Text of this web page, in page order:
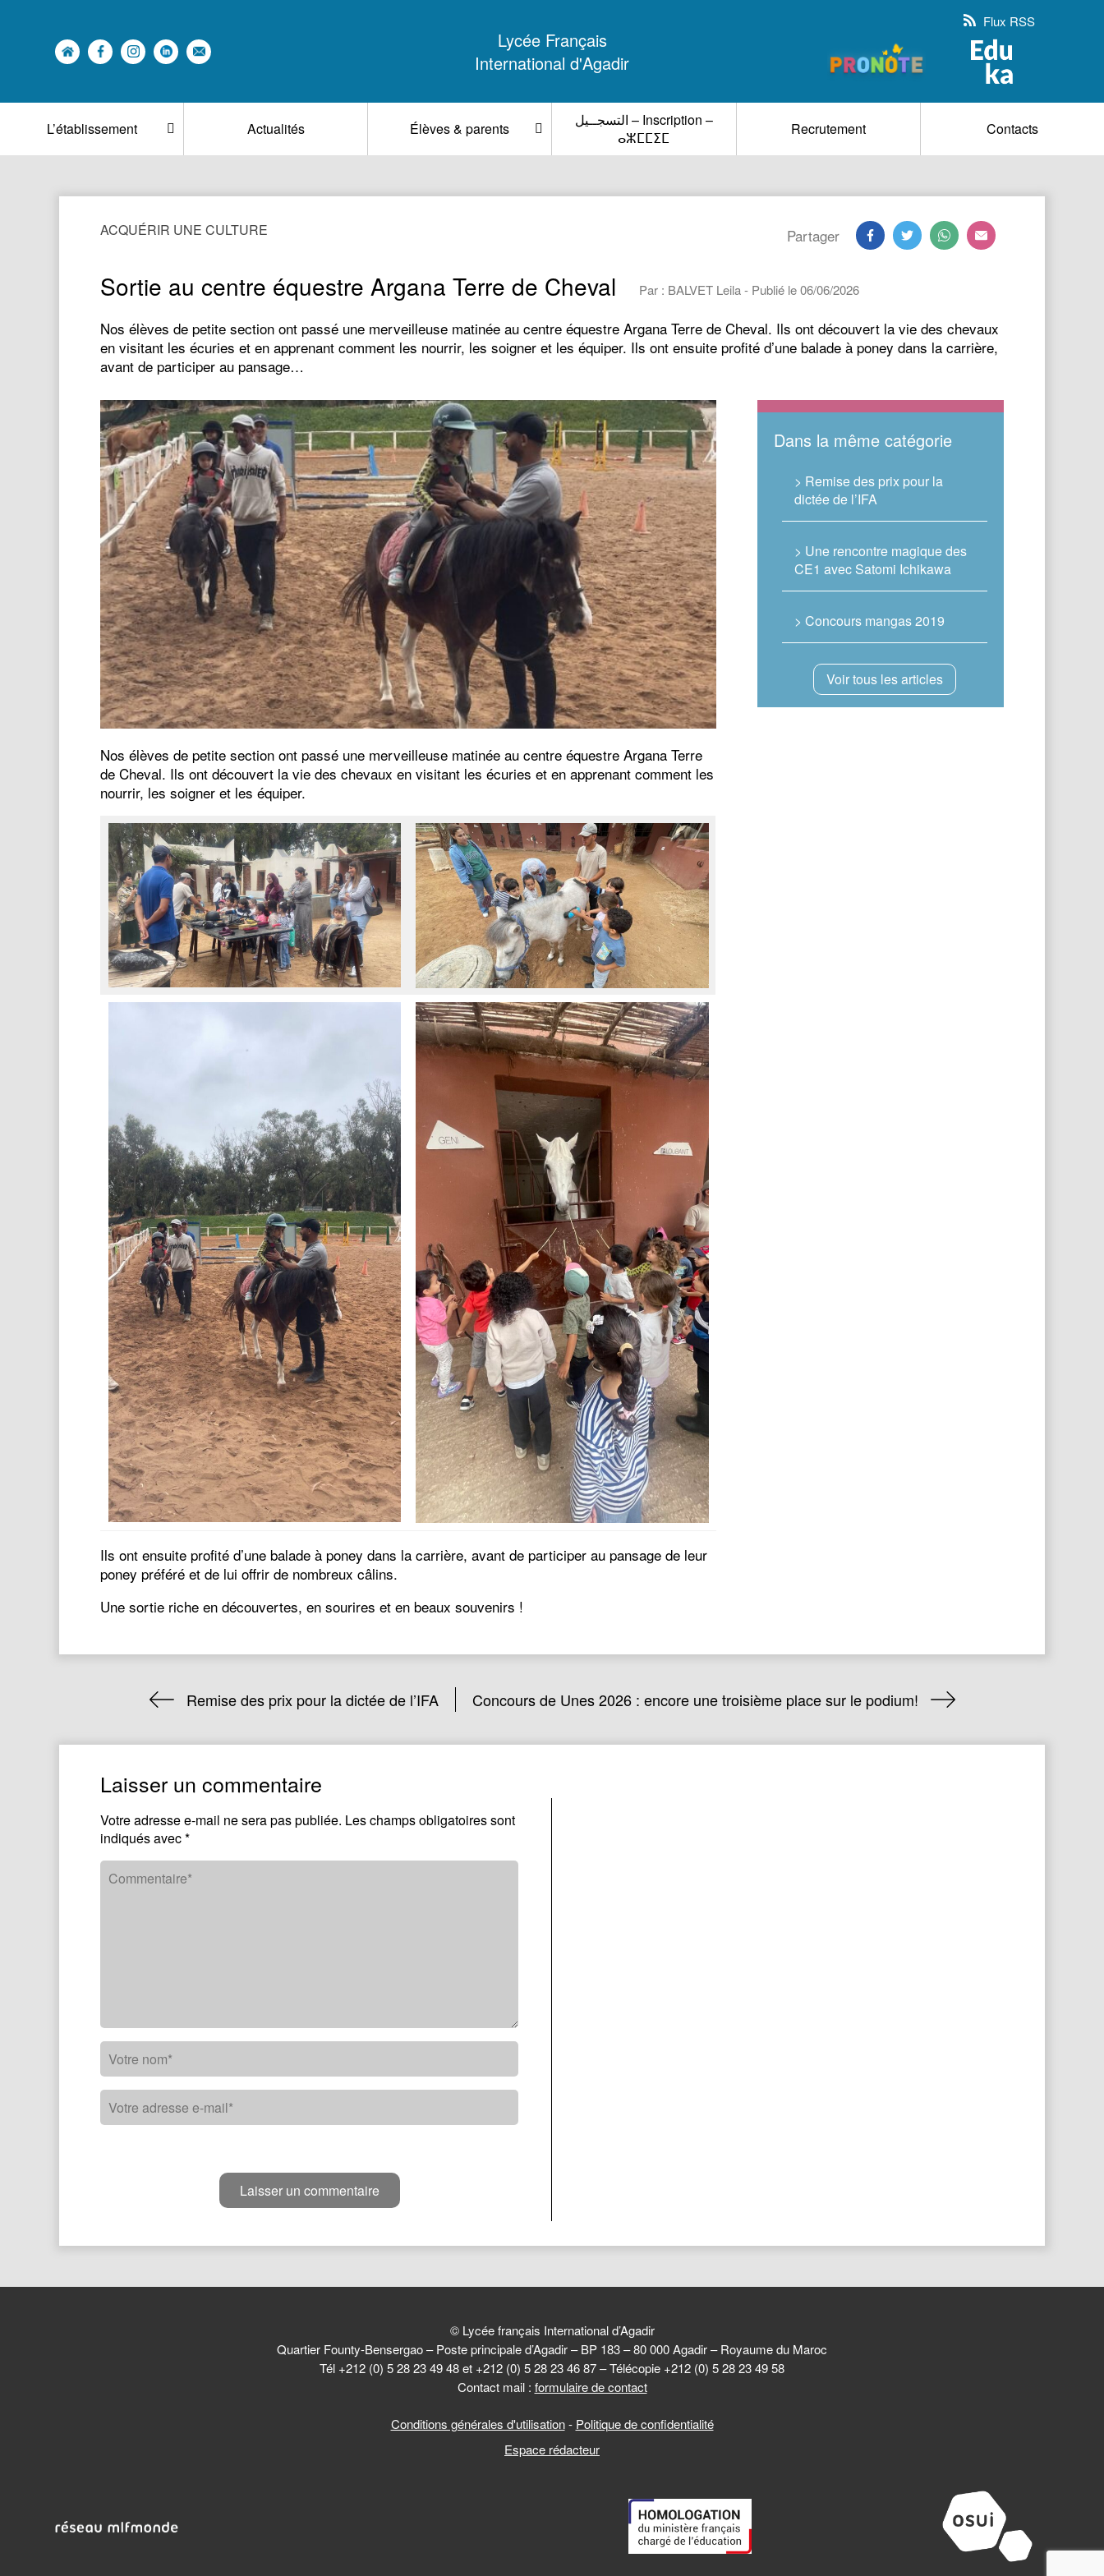
Lycée Français
International d'Agadir
Flux RSS
L’établissement Actualités Élèves & parents
التسجــيل – Inscription –
ⴰⵣⵎⵎⵉⵎ
Recrutement Contacts
ACQUÉRIR UNE CULTURE Partager
Sortie au centre équestre Argana Terre de Cheval Par : BALVET Leila - Publié le 06/06/2026
Nos élèves de petite section ont passé une merveilleuse matinée au centre équestre Argana Terre de Cheval. Ils ont découvert la vie des chevaux
en visitant les écuries et en apprenant comment les nourrir, les soigner et les équiper. Ils ont ensuite profité d’une balade à poney dans la carrière,
avant de participer au pansage…
Nos élèves de petite section ont passé une merveilleuse matinée au centre équestre Argana Terre
de Cheval. Ils ont découvert la vie des chevaux en visitant les écuries et en apprenant comment les
nourrir, les soigner et les équiper.
Ils ont ensuite profité d’une balade à poney dans la carrière, avant de participer au pansage de leur
poney préféré et de lui offrir de nombreux câlins.
Une sortie riche en découvertes, en sourires et en beaux souvenirs !
Dans la même catégorie
> Remise des prix pour la
dictée de l’IFA
> Une rencontre magique des
CE1 avec Satomi Ichikawa
> Concours mangas 2019
Voir tous les articles
Remise des prix pour la dictée de l’IFA Concours de Unes 2026 : encore une troisième place sur le podium!
Laisser un commentaire
Votre adresse e-mail ne sera pas publiée. Les champs obligatoires sont
indiqués avec*
© Lycée français International d’Agadir
Quartier Founty-Bensergao – Poste principale d’Agadir – BP 183 – 80 000 Agadir – Royaume du Maroc
Tél +212 (0) 5 28 23 49 48 et +212 (0) 5 28 23 46 87 – Télécopie +212 (0) 5 28 23 49 58
Contact mail : formulaire de contact
Conditions générales d'utilisation- Politique de confidentialité
Espace rédacteur